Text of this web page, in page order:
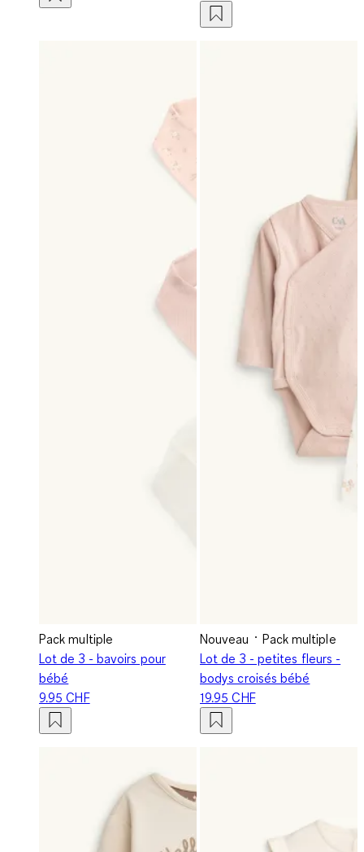
Pack multiple
Lot de 3 - bavoirs pour
bébé
9.95 CHF
Nouveau
Pack multiple
Lot de 3 - petites fleurs -
bodys croisés bébé
19.95 CHF